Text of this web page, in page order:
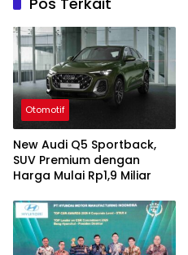
Otomotif
New Audi Q5 Sportback,
SUV Premium dengan
Harga Mulai Rp1,9 Miliar